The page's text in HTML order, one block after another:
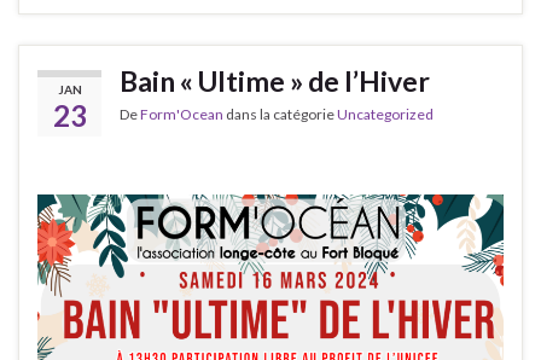
JAN
23
Bain « Ultime » de l’Hiver
DeForm'Ocean dans la catégorieUncategorized